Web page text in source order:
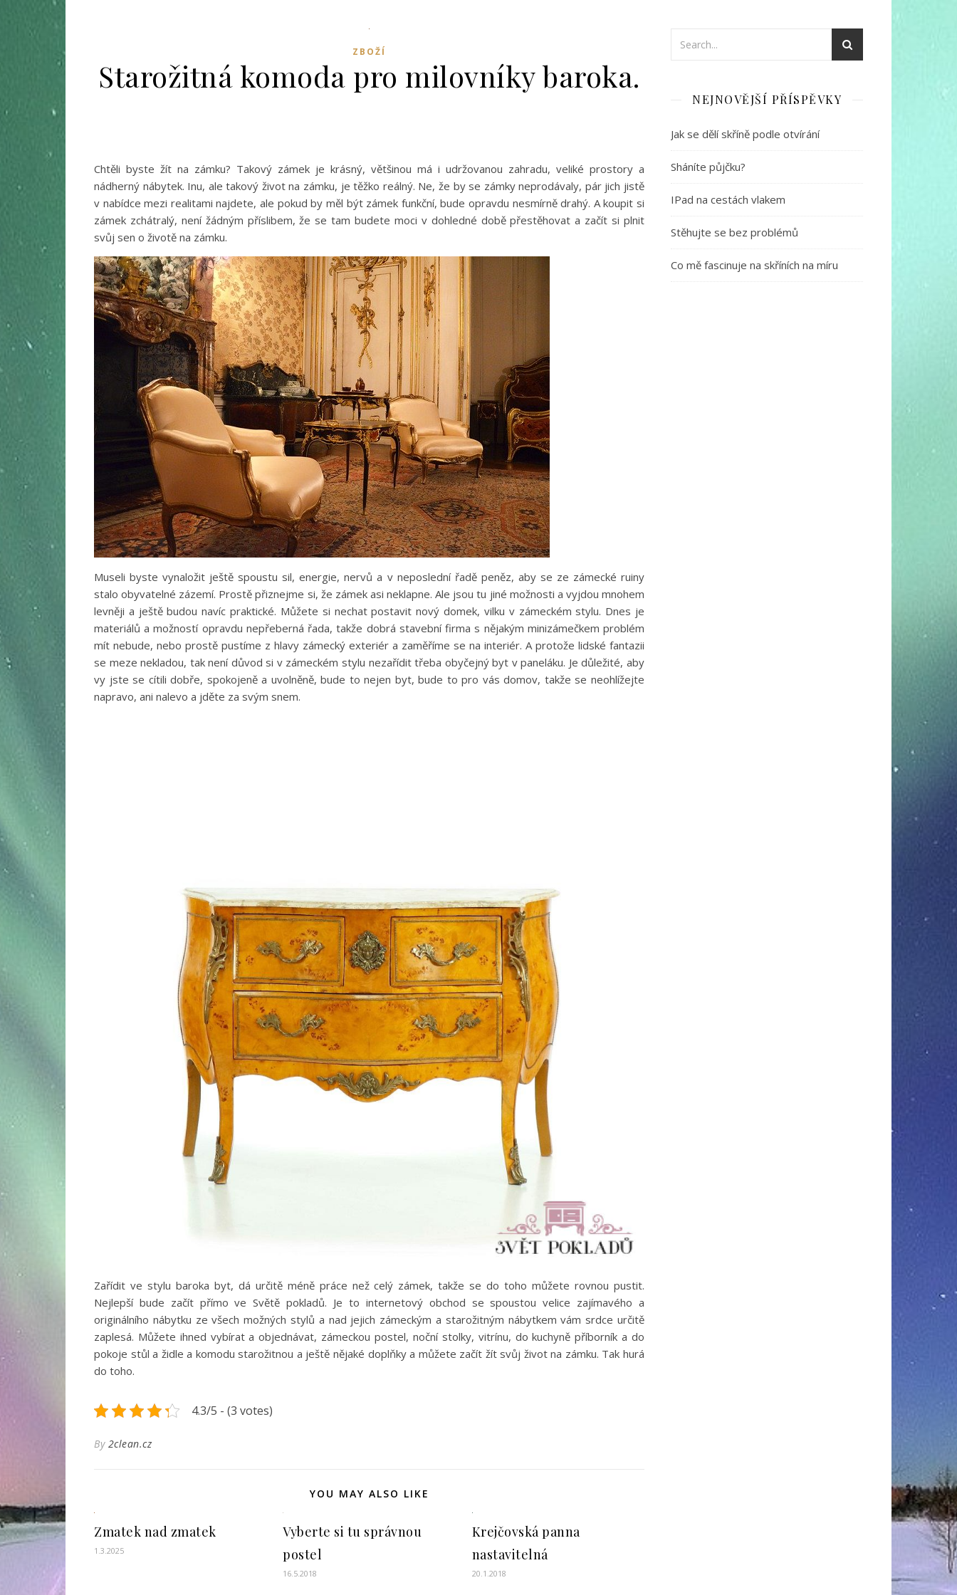
ZBOŽÍ
Starožitná komoda pro milovníky baroka.
Chtěli byste žít na zámku? Takový zámek je krásný, většinou má i udržovanou zahradu, veliké prostory a
nádherný nábytek. Inu, ale takový život na zámku, je těžko reálný. Ne, že by se zámky neprodávaly, pár jich jistě
v nabídce mezi realitami najdete, ale pokud by měl být zámek funkční, bude opravdu nesmírně drahý. A koupit si
zámek zchátralý, není žádným příslibem, že se tam budete moci v dohledné době přestěhovat a začít si plnit
svůj sen o životě na zámku.
Museli byste vynaložit ještě spoustu sil, energie, nervů a v neposlední řadě peněz, aby se ze zámecké ruiny
stalo obyvatelné zázemí. Prostě přiznejme si, že zámek asi neklapne. Ale jsou tu jiné možnosti a vyjdou mnohem
levněji a ještě budou navíc praktické. Můžete si nechat postavit nový domek, vilku v zámeckém stylu. Dnes je
materiálů a možností opravdu nepřeberná řada, takže dobrá stavební firma s nějakým minizámečkem problém
mít nebude, nebo prostě pustíme z hlavy zámecký exteriér a zaměříme se na interiér. A protože lidské fantazii
se meze nekladou, tak není důvod si v zámeckém stylu nezařídit třeba obyčejný byt v paneláku. Je důležité, aby
vy jste se cítili dobře, spokojeně a uvolněně, bude to nejen byt, bude to pro vás domov, takže se neohlížejte
napravo, ani nalevo a jděte za svým snem.
Zařídit ve stylu baroka byt, dá určitě méně práce než celý zámek, takže se do toho můžete rovnou pustit.
Nejlepší bude začít přímo ve Světě pokladů. Je to internetový obchod se spoustou velice zajímavého a
originálního nábytku ze všech možných stylů a nad jejich zámeckým a starožitným nábytkem vám srdce určitě
zaplesá. Můžete ihned vybírat a objednávat, zámeckou postel, noční stolky, vitrínu, do kuchyně příborník a do
pokoje stůl a židle a komodu starožitnou a ještě nějaké doplňky a můžete začít žít svůj život na zámku. Tak hurá
do toho.
4.3/5 - (3 votes)
By 2clean.cz
YOU MAY ALSO LIKE
Zmatek nad zmatek
1.3.2025
Vyberte si tu správnou
postel
16.5.2018
Krejčovská panna
nastavitelná
20.1.2018
NEJNOVĚJŠÍ PŘÍSPĚVKY
Jak se dělí skříně podle otvírání
Sháníte půjčku?
IPad na cestách vlakem
Stěhujte se bez problémů
Co mě fascinuje na skříních na míru